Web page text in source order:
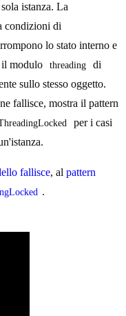
istanza. La
condizioni di
lo stato interno e
modulo
threading
di
sullo stesso oggetto.
fallisce, mostra il pattern
per i casi
fallisce, al pattern
.